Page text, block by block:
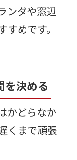
ンダや窓辺
すめです。
を決める
かどらなか
くまで頑張